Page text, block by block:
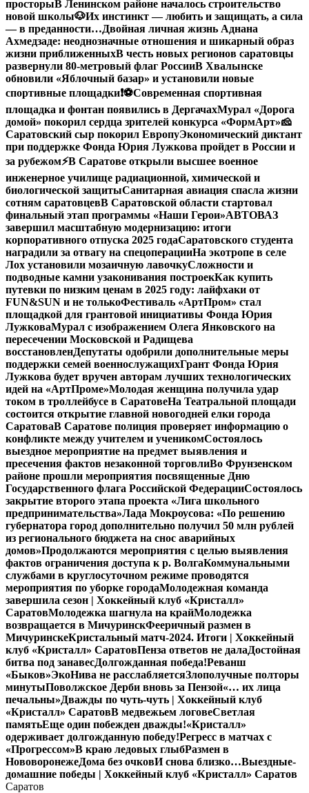
просторыВ Ленинском районе началось строительство
новой школы🐶Их инстинкт — любить и защищать, а сила
— в преданности…Двойная личная жизнь Аднана
Ахмедзаде: неоднозначные отношения и шикарный образ
жизни приближенныхВ честь новых регионов саратовцы
развернули 80-метровый флаг РоссииВ Хвалынске
обновили «Яблочный базар» и установили новые
спортивные площадки❗️⚽️Современная спортивная
площадка и фонтан появились в ДергачахМурал «Дорога
домой» покорил сердца зрителей конкурса «ФормАрт»🧀
Саратовский сыр покорил ЕвропуЭкономический диктант
при поддержке Фонда Юрия Лужкова пройдет в России и
за рубежом⚡️В Саратове открыли высшее военное
инженерное училище радиационной, химической и
биологической защитыСанитарная авиация спасла жизни
сотням саратовцевВ Саратовской области стартовал
финальный этап программы «Наши Герои»АВТОВАЗ
завершил масштабную модернизацию: итоги
корпоративного отпуска 2025 годаСаратовского студента
наградили за отвагу на спецоперацииНа экотропе в селе
Лох установили мозаичную лавочкуСложности и
подводные камни узаконивания построекКак купить
путевки по низким ценам в 2025 году: лайфхаки от
FUN&SUN и не толькоФестиваль «АртПром» стал
площадкой для грантовой инициативы Фонда Юрия
ЛужковаМурал с изображением Олега Янковского на
пересечении Московской и Радищева
восстановленДепутаты одобрили дополнительные меры
поддержки семей военнослужащихГрант Фонда Юрия
Лужкова будет вручен авторам лучших технологических
идей на «АртПроме»Молодая женщина получила удар
током в троллейбусе в СаратовеНа Театральной площади
состоится открытие главной новогодней елки города
СаратоваВ Саратове полиция проверяет информацию о
конфликте между учителем и ученикомСостоялось
выездное мероприятие на предмет выявления и
пресечения фактов незаконной торговлиВо Фрунзенском
районе прошли мероприятия посвященные Дню
Государственного флага Российской ФедерацииСостоялось
закрытие второго этапа проекта «Лига школьного
предпринимательства»Лада Мокроусова: «По решению
губернатора город дополнительно получил 50 млн рублей
из регионального бюджета на снос аварийных
домов»Продолжаются мероприятия с целью выявления
фактов ограничения доступа к р. ВолгаКоммунальными
службами в круглосуточном режиме проводятся
мероприятия по уборке городаМолодежная команда
завершила сезон | Хоккейный клуб «Кристалл»
СаратовМолодежка шагнула на крайМолодежка
возвращается в МичуринскФееричный размен в
МичуринскеКристальный матч-2024. Итоги | Хоккейный
клуб «Кристалл» СаратовПенза ответов не далаДостойная
битва под занавесДолгожданная победа!Реванш
«Быков»ЭкоНива не расслабляетсяЗлополучные полторы
минутыПоволжское Дерби вновь за Пензой«… их лица
печальны»Дважды по чуть-чуть | Хоккейный клуб
«Кристалл» СаратовВ медвежьем логовеСветлая
памятьЕще один побежден дважды!«Кристалл»
одерживает долгожданную победу!Регресс в матчах с
«Прогрессом»В краю ледовых глыбРазмен в
НововоронежеДома без очковИ снова близко…Выездные-
домашние победы | Хоккейный клуб «Кристалл» Саратов
Саратов